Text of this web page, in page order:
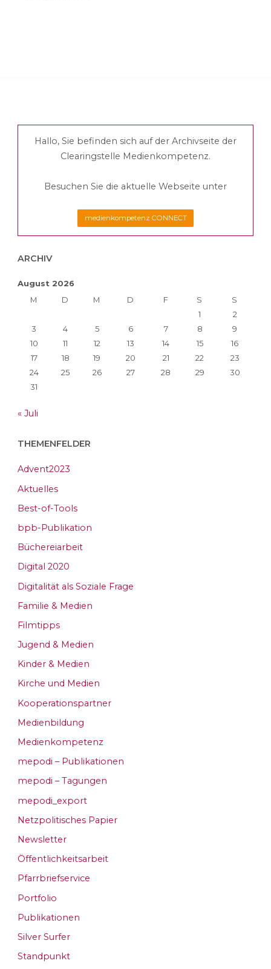
Hallo, Sie befinden sich auf der Archivseite der
Clearingstelle Medienkompetenz.
Besuchen Sie die aktuelle Webseite unter
medienkompetenz CONNECT
ARCHIV
August 2026
M
D M D F S
S
1
2
3
4 5 6 7 8
9
10
11 12 13 14 15
16
17
18 19 20 21 22
23
24
25 26 27 28 29
30
31
« Juli
THEMENFELDER
Advent2023
Aktuelles
Best-of-Tools
bpb-Publikation
Büchereiarbeit
Digital 2020
Digitalität als Soziale Frage
Familie & Medien
Filmtipps
Jugend & Medien
Kinder & Medien
Kirche und Medien
Kooperationspartner
Medienbildung
Medienkompetenz
mepodi – Publikationen
mepodi – Tagungen
mepodi_export
Netzpolitisches Papier
Newsletter
Öffentlichkeitsarbeit
Pfarrbriefservice
Portfolio
Publikationen
Silver Surfer
Standpunkt